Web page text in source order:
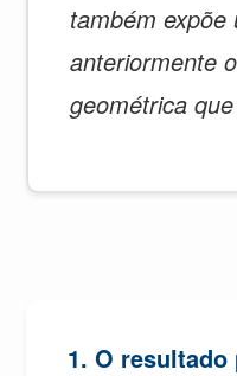
também expõe
anteriormente
geométrica
1. O